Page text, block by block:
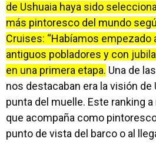
de Ushuaia haya sido
más pintoresco del mundo
Cruises: “Habíamos empezado
antiguos pobladores y con
en una primera etapa. Una de
nos destacaban era la visión de
punta del muelle. Este ranking
que acompaña como
punto de vista del barco o al